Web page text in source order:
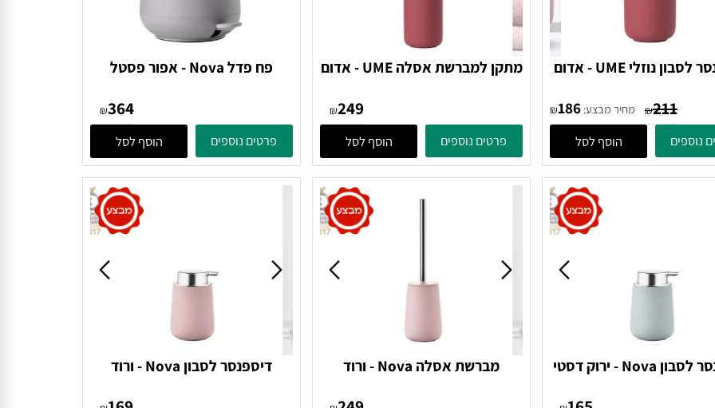
דיספנסר לסבון נוזלי UME - אדום
₪211 מחיר מבצע: ₪186
הוסף לסל
מתקן למברשת אסלה UME - אדום
381081 Zone Denmark
₪249
הוסף לסל
פח פדל Nova - אפור פסטל
381200 Gull Grey Zone
Denmark
₪364
הוסף לסל